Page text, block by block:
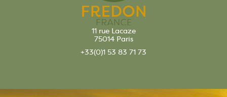
11 rue Lacaze
75014 Paris
+33(0)1 53 83 71 73